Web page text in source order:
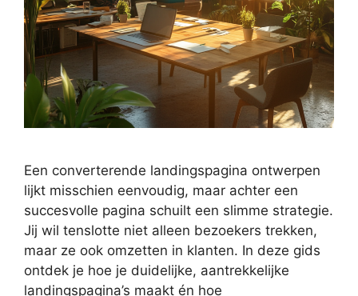
Een converterende landingspagina ontwerpen
lijkt misschien eenvoudig, maar achter een
succesvolle pagina schuilt een slimme strategie.
Jij wil tenslotte niet alleen bezoekers trekken,
maar ze ook omzetten in klanten. In deze gids
ontdek je hoe je duidelijke, aantrekkelijke
landingspagina’s maakt én hoe